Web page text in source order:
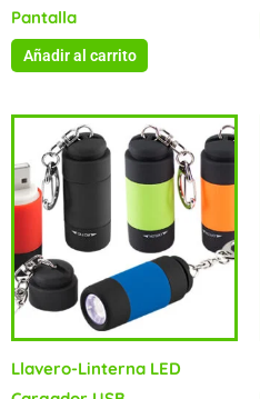
Pantalla
Añadir al carrito
Llavero-Linterna LED